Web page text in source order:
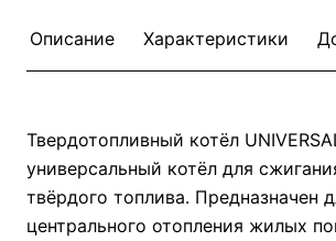
Описание Характеристики
Твердотопливный котёл
универсальный котёл для
твёрдого топлива. Предназначен
центрального отопления жилых